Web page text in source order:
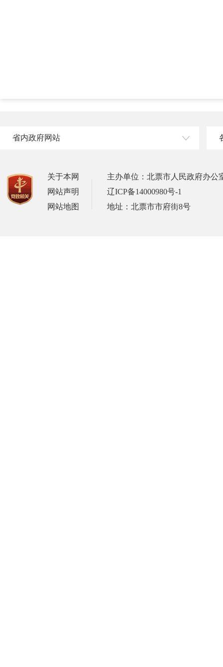
省内政府网站
关于本网
网站声明
网站地图
主办单位：北票市人民政府办公
辽ICP备14000980号-1
地址：北票市市府街8号